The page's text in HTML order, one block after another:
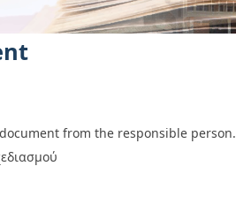
from the responsible person.